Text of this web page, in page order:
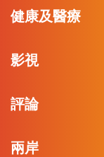
健康及醫療
影視
評論
兩岸